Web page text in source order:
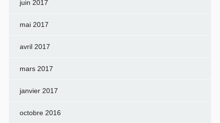
juin 2017
mai 2017
avril 2017
mars 2017
janvier 2017
octobre 2016